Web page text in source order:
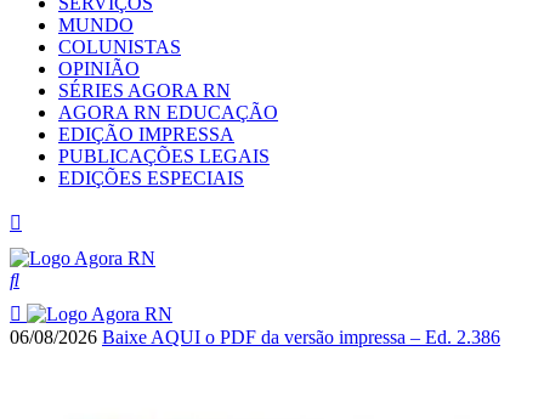
MUNDO
COLUNISTAS
OPINIÃO
SÉRIES AGORA RN
AGORA RN EDUCAÇÃO
EDIÇÃO IMPRESSA
PUBLICAÇÕES LEGAIS
EDIÇÕES ESPECIAIS
06/08/2026 Baixe AQUI o PDF da versão impressa – Ed. 2.386